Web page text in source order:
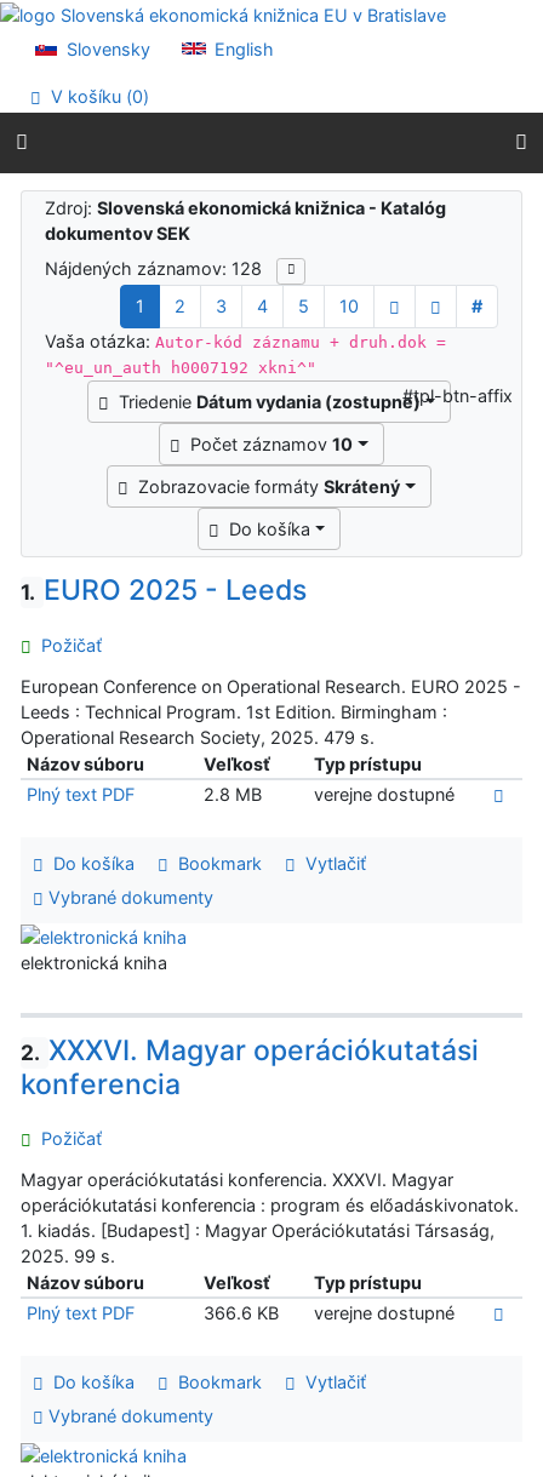
Prejsť na obsah
Prehlásenie o webovej prístupnosti
Slovensky English
V košíku (0)
Výsledky vyhľadávania
Zdroj:Slovenská ekonomická knižnica - Katalóg
dokumentov SEK
Nájdených záznamov: 128
1
2 3 4 5 10
#
Vaša otázka:Autor-kód záznamu + druh.dok =
"^eu_un_auth h0007192 xkni^"
Triedenie Dátum vydania (zostupne)
Počet záznamov10
Zobrazovacie formátySkrátený
Do košíka
#tpl-btn-affix
1. EURO 2025 - Leeds
Požičať
European Conference on Operational Research. EURO 2025 -
Leeds : Technical Program. 1st Edition. Birmingham :
Operational Research Society, 2025. 479 s.
Názov súboru
Veľkosť
Typ prístupu
Plný text PDF
2.8 MB verejne dostupné
Do košíka Bookmark
Vytlačiť
Vybrané dokumenty
elektronická kniha
2. XXXVI. Magyar operációkutatási
konferencia
Požičať
Magyar operációkutatási konferencia. XXXVI. Magyar
operációkutatási konferencia : program és előadáskivonatok.
1. kiadás. [Budapest] : Magyar Operációkutatási Társaság,
2025. 99 s.
Názov súboru
Veľkosť
Typ prístupu
Plný text PDF
366.6 KB verejne dostupné
Do košíka Bookmark
Vytlačiť
Vybrané dokumenty